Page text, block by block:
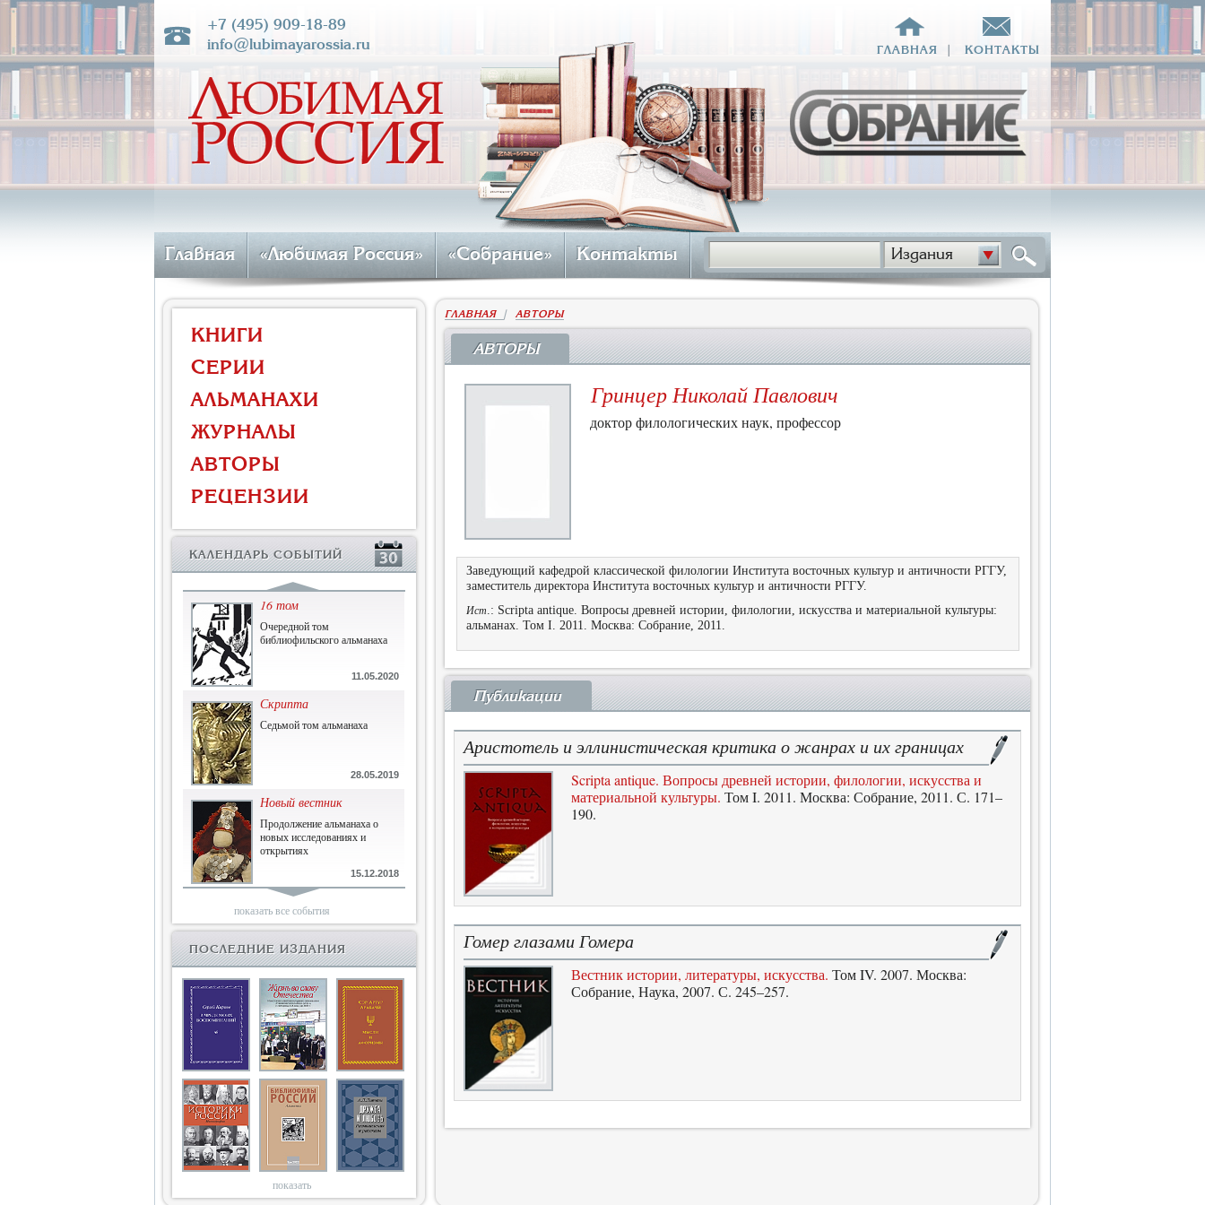
+7 (495) 909-18-89
info@lubimayarossia.ru
ГЛАВНАЯ КОНТАКТЫ
Главная «Любимая Россия» «Собрание» Контакты Издания
КНИГИ
СЕРИИ
АЛЬМАНАХИ
ЖУРНАЛЫ
АВТОРЫ
РЕЦЕНЗИИ
КАЛЕНДАРЬ СОБЫТИЙ
Власть и церковь
Противостояние во время
массового голода
История и историческая
исторической мысли
16 том
Очередной том
библиофильского альманаха
11.05.2020
Скрипта
Седьмой том альманаха
28.05.2019
Новый вестник
Продолжение альманаха о
новых исследованиях и
открытиях
15.12.2018
Библиофилам
Четырнадцатый и не последний
Двенадцатый
Новый том Вестника истории,
литературы, искусства
25.09.2017
Книги блокады
Последняя книга Т.В.Сталевой
15.06.2017
Энциклопедия историков
показать все события
ПОСЛЕДНИЕ ИЗДАНИЯ
показать
ГЛАВНАЯ |АВТОРЫ
АВТОРЫ
Гринцер Николай Павлович
доктор филологических наук, профессор
Заведующий кафедрой классической филологии Института восточных культур и античности РГГУ,
заместитель директора Института восточных культур и античности РГГУ.
Ист.: Scripta antique. Вопросы древней истории, филологии, искусства и материальной культуры:
альманах. Том I. 2011. Москва: Собрание, 2011.
Публикации
Аристотель и эллинистическая критика о жанрах и их границах
Scripta antique. Вопросы древней истории, филологии, искусства и
материальной культуры. Том I. 2011. Москва: Собрание, 2011. С. 171–
190.
Гомер глазами Гомера
Вестник истории, литературы, искусства. Том IV. 2007. Москва:
Собрание, Наука, 2007. С. 245–257.